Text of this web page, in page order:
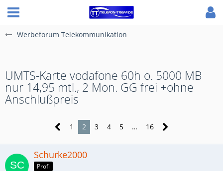
Werbeforum Telekommunikation
UMTS-Karte vodafone 60h o. 5000 MB
nur 14,95 mtl., 2 Mon. GG frei +ohne
Anschlußpreis
1 2 3 4 5 … 16
Schurke2000
Profi